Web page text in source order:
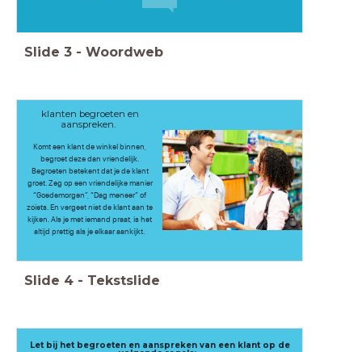
Slide 3 - Woordweb
klanten begroeten en
aanspreken.
Komt een klant de winkel binnen,
begroet deze dan vriendelijk.
Begroeten betekent dat je de klant
groet. Zeg op een vriendelijke manier
“Goedemorgen”, “Dag meneer” of
zoiets. En vergeet niet de klant aan te
kijken. Als je met iemand praat, is het
altijd prettig als je elkaar aankijkt.
Slide 4 - Tekstslide
Let bij het begroeten en aanspreken van een klant op de